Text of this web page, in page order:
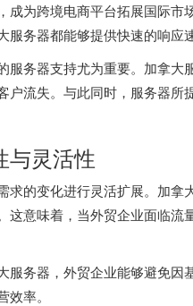
成为跨境电商平台拓展国际
务器都能够提供快速的响应
服务器支持尤为重要。加拿
户流失。与此同时，服务器
与灵活性
求的变化进行灵活扩展。加
这意味着，当外贸企业面临
服务器，外贸企业能够避免
率。